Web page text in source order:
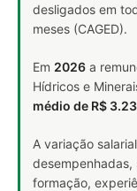
desligados em
meses (CAGED).
Em 2026 a
Hídricos e
médio de R$
A variação
formação,